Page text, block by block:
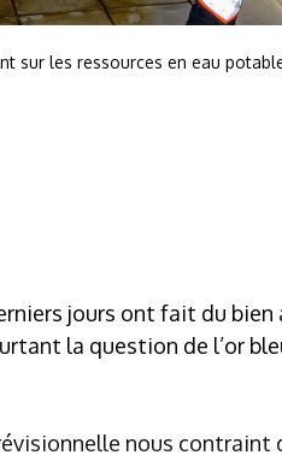
sur les ressources en eau
jours ont fait du bien
la question de l’or
nous contraint